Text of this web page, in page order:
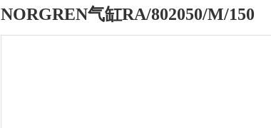
NORGREN气缸RA/802050/M/150